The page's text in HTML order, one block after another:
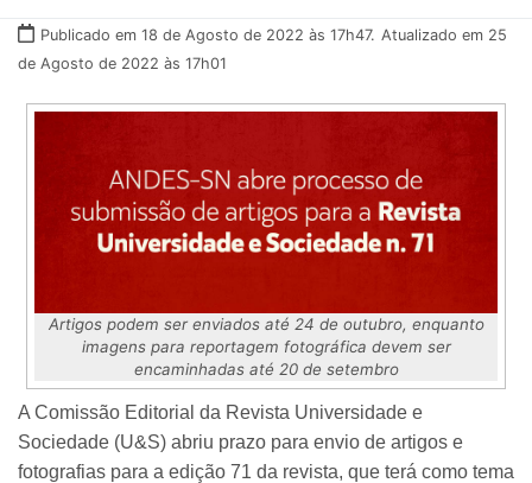
Publicado em 18 de Agosto de 2022 às 17h47. Atualizado em 25
de Agosto de 2022 às 17h01
Artigos podem ser enviados até 24 de outubro, enquanto
imagens para reportagem fotográfica devem ser
encaminhadas até 20 de setembro
A Comissão Editorial da Revista Universidade e
Sociedade (U&S) abriu prazo para envio de artigos e
fotografias para a edição 71 da revista, que terá como tema